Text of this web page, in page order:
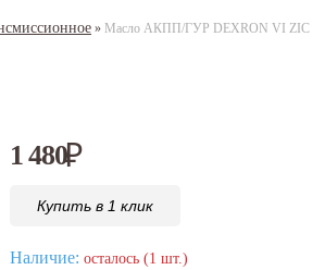
» Масло АКПП/ГУР DEXRON VI ZIC
1 480₽
Купить в 1 клик
Наличие: осталось (1 шт.)